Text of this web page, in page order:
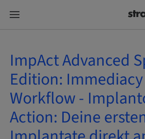
ImpAct Advanced
Edition:
Workflow -
Action: Deine